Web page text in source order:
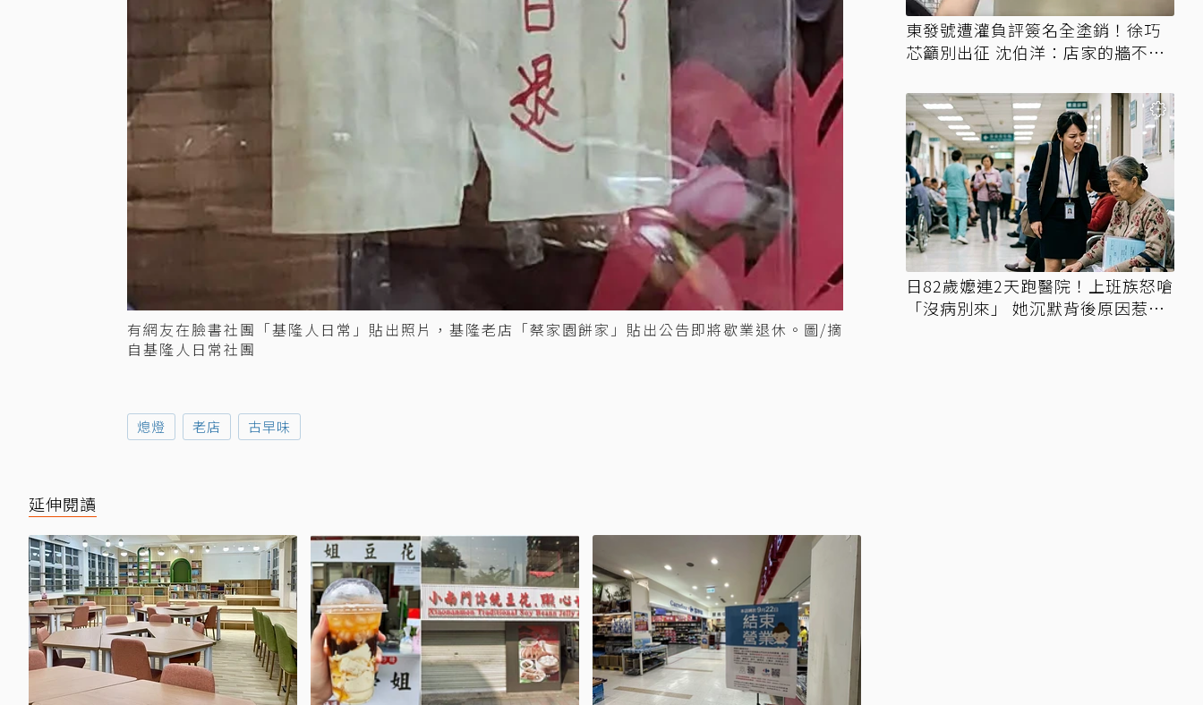
有網友在臉書社團「基隆人日常」貼出照片，基隆老店「蔡家園餅家」貼出公告即將歇業退休。圖/摘
自基隆人日常社團
熄燈 老店 古早味
延伸閱讀
東發號遭灌負評簽名全塗銷！徐巧
芯籲別出征 沈伯洋：店家的牆不需
日82歲嬤連2天跑醫院！上班族怒嗆
「沒病別來」 她沉默背後原因惹鼻